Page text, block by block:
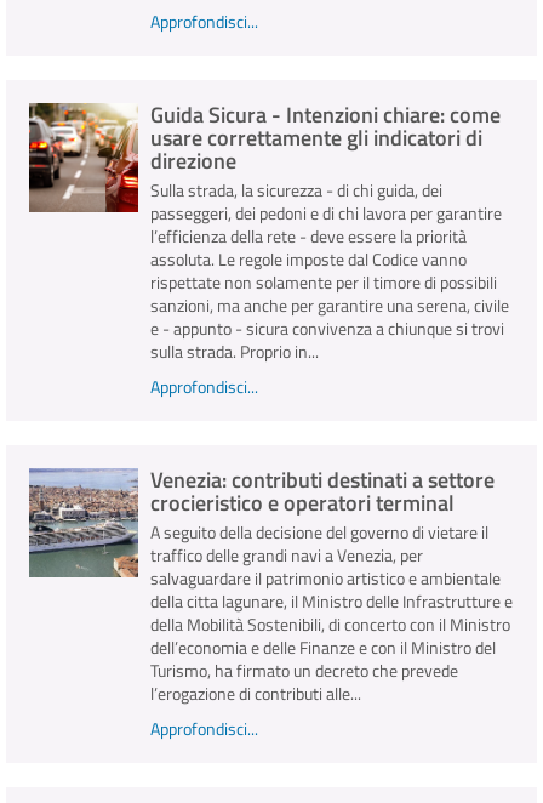
Approfondisci...
Guida Sicura - Intenzioni chiare: come
usare correttamente gli indicatori di
direzione
Sulla strada, la sicurezza - di chi guida, dei
passeggeri, dei pedoni e di chi lavora per garantire
l’efficienza della rete - deve essere la priorità
assoluta. Le regole imposte dal Codice vanno
rispettate non solamente per il timore di possibili
sanzioni, ma anche per garantire una serena, civile
e - appunto - sicura convivenza a chiunque si trovi
sulla strada. Proprio in...
Approfondisci...
Venezia: contributi destinati a settore
crocieristico e operatori terminal
A seguito della decisione del governo di vietare il
traffico delle grandi navi a Venezia, per
salvaguardare il patrimonio artistico e ambientale
della citta lagunare, il Ministro delle Infrastrutture e
della Mobilità Sostenibili, di concerto con il Ministro
dell’economia e delle Finanze e con il Ministro del
Turismo, ha firmato un decreto che prevede
l’erogazione di contributi alle...
Approfondisci...